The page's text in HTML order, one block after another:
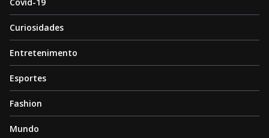
Curiosidades
Entretenimento
Esportes
Fashion
Mundo